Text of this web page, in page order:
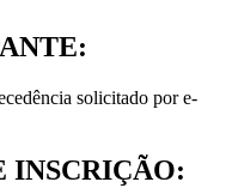
solicitado por e-
INSCRIÇÃO: